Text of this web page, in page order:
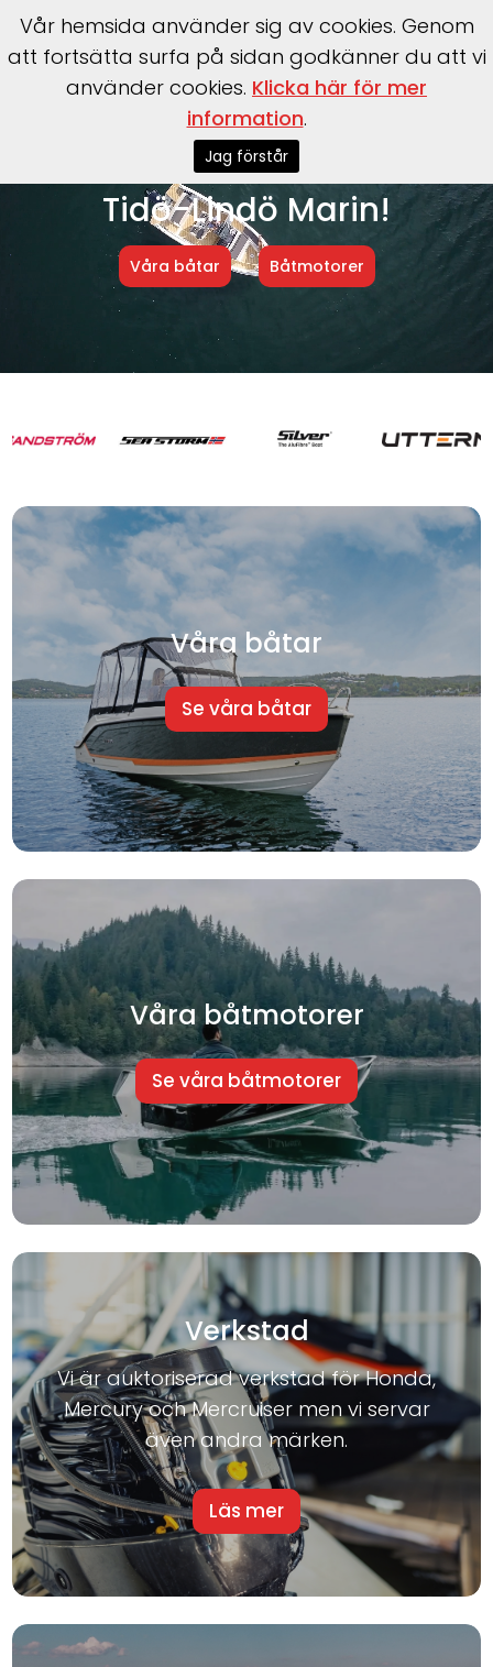
Välkommen till
Tidö-Lindö Marin!
Våra båtar Båtmotorer
Våra båtar
Se våra båtar
Våra båtmotorer
Se våra båtmotorer
Verkstad
Vi är auktoriserad verkstad för Honda,
Mercury och Mercruiser men vi servar
även andra märken.
Läs mer
Vår hemsida använder sig av cookies. Genom
att fortsätta surfa på sidan godkänner du att vi
använder cookies. Klicka här för mer
information.
Jag förstår